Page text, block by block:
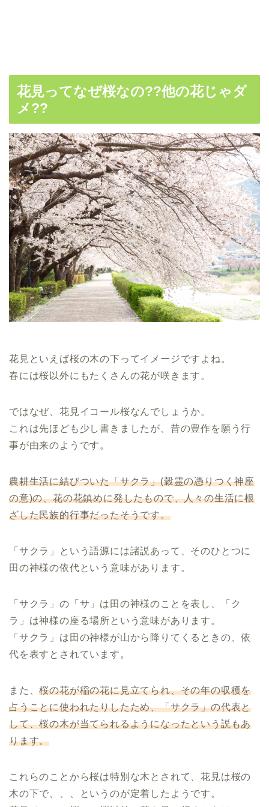
花見ってなぜ桜なの??他の花じゃダ
メ??
花見といえば桜の木の下ってイメージですよね。
春には桜以外にもたくさんの花が咲きます。
ではなぜ、花見イコール桜なんでしょうか。
これは先ほども少し書きましたが、昔の豊作を願う行
事が由来のようです。
農耕生活に結びついた「サクラ」(穀霊の憑りつく神座
の意)の、花の花鎮めに発したもので、人々の生活に根
ざした民族的行事だったそうです。
「サクラ」という語源には諸説あって、そのひとつに
田の神様の依代という意味があります。
「サクラ」の「サ」は田の神様のことを表し、「ク
ラ」は神様の座る場所という意味があります。
「サクラ」は田の神様が山から降りてくるときの、依
代を表すとされています。
また、桜の花が稲の花に見立てられ、その年の収穫を
占うことに使われたりしたため、「サクラ」の代表と
して、桜の木が当てられるようになったという説もあ
ります。
これらのことから桜は特別な木とされて、花見は桜の
木の下で、、、というのが定着したようです。